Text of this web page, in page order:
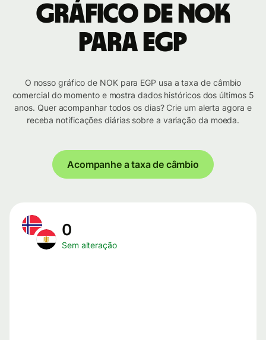
Gráfico de NOK
para EGP
O nosso gráfico de NOK para EGP usa a taxa de câmbio
comercial do momento e mostra dados históricos dos últimos 5
anos. Quer acompanhar todos os dias? Crie um alerta agora e
receba notificações diárias sobre a variação da moeda.
Acompanhe a taxa de câmbio
0
Sem alteração